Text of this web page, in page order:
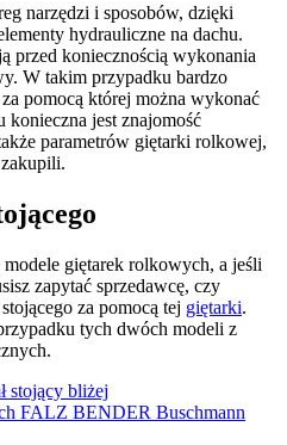
narzędzi i sposobów, dzięki
hydrauliczne na dachu.
przed koniecznością wykonania
W takim przypadku bardzo
pomocą której można wykonać
konieczna jest znajomość
parametrów giętarki rolkowej,
giętarek rolkowych, a jeśli
zapytać sprzedawcę, czy
za pomocą tej giętarki.
tych dwóch modeli z
stojący bliżej
FALZ BENDER Buschmann